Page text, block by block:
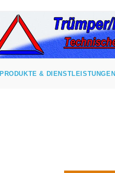
PRODUKTE & DIENSTLEISTUNGEN